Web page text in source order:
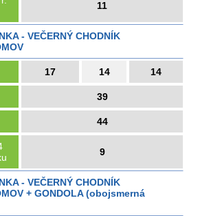
11
- VEČERNÝ CHODNÍK
17 14 14
39
44
9
- VEČERNÝ CHODNÍK
+ GONDOLA (obojsmerná